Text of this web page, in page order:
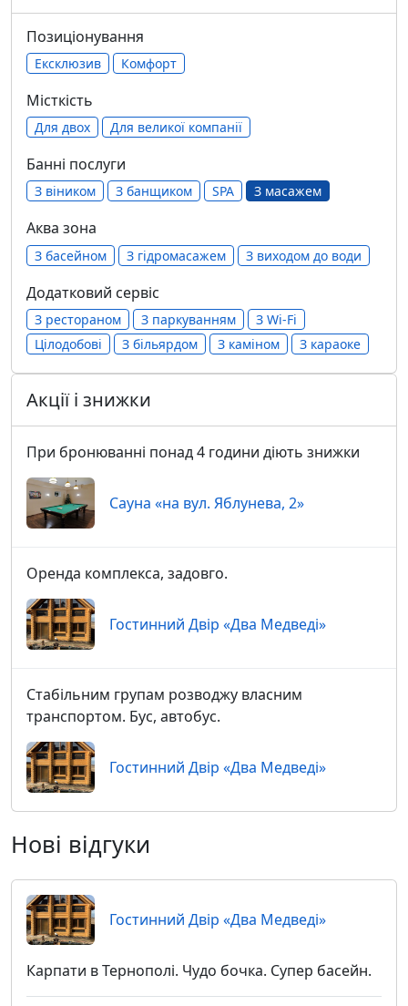
Позиціонування
Ексклюзив Комфорт
Місткість
Для двох Для великої компанії
Банні послуги
З віником З банщиком SPA З масажем
Аква зона
З басейном З гідромасажем З виходом до води
Додатковий сервіс
З рестораном З паркуванням
З Wi-Fi
Цілодобові
З більярдом З каміном З караоке
Акції і знижки
При бронюванні понад 4 години діють знижки
Сауна «на вул. Яблунева, 2»
Оренда комплекса, задовго.
Гостинний Двір «Два Медведі»
Стабільним групам розводжу власним
транспортом. Бус, автобус.
Гостинний Двір «Два Медведі»
Нові відгуки
Гостинний Двір «Два Медведі»
Карпати в Тернополі. Чудо бочка. Супер басейн.